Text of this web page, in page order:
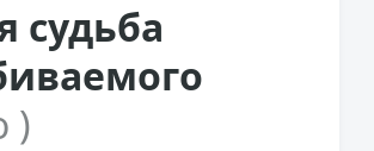
судьба
)